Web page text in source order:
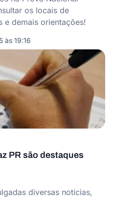
os locais de
e demais orientações!
às 19:16
PR são destaques
diversas notícias,